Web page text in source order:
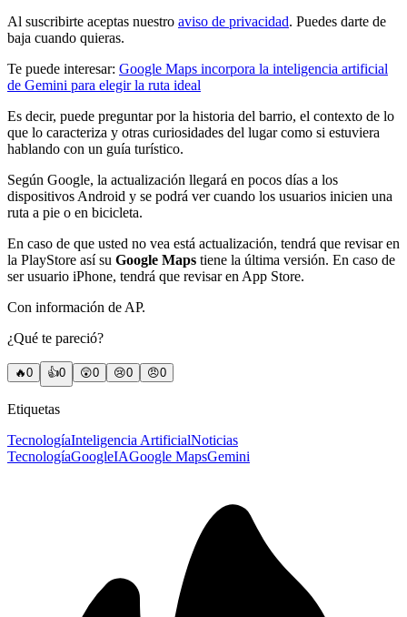
Al suscribirte aceptas nuestro aviso de privacidad. Puedes darte de
baja cuando quieras.
Te puede interesar: Google Maps incorpora la inteligencia artificial
de Gemini para elegir la ruta ideal
Es decir, puede preguntar por la historia del barrio, el contexto de lo
que lo caracteriza y otras curiosidades del lugar como si estuviera
hablando con un guía turístico.
Según Google, la actualización llegará en pocos días a los
dispositivos Android y se podrá ver cuando los usuarios inicien una
ruta a pie o en bicicleta.
En caso de que usted no vea está actualización, tendrá que revisar en
la PlayStore así su Google Maps tiene la última versión. En caso de
ser usuario iPhone, tendrá que revisar en App Store.
Con información de AP.
¿Qué te pareció?
🔥0 👍0 😲0 😢0 😠0
Etiquetas
TecnologíaInteligencia ArtificialNoticias
TecnologíaGoogleIAGoogle MapsGemini